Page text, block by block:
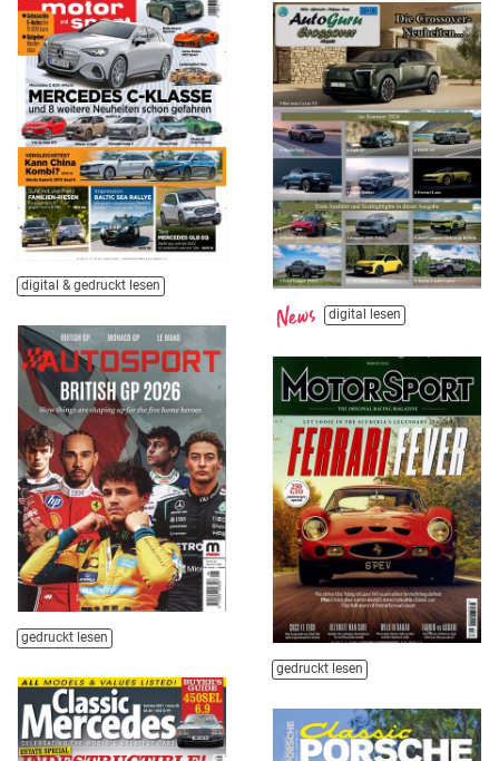
digital & gedruckt lesen
digital lesen
gedruckt lesen
gedruckt lesen